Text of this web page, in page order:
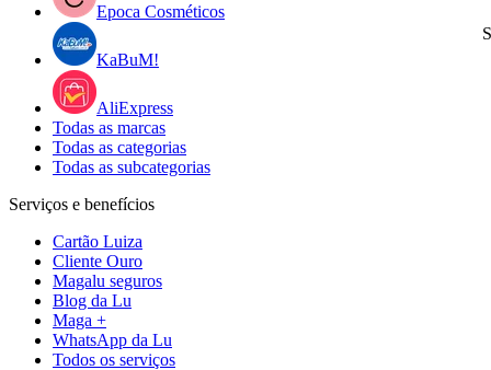
Epoca Cosméticos
KaBuM!
AliExpress
Todas as marcas
Todas as categorias
Todas as subcategorias
Serviços e benefícios
Cartão Luiza
Cliente Ouro
Magalu seguros
Blog da Lu
Maga +
WhatsApp da Lu
Todos os serviços